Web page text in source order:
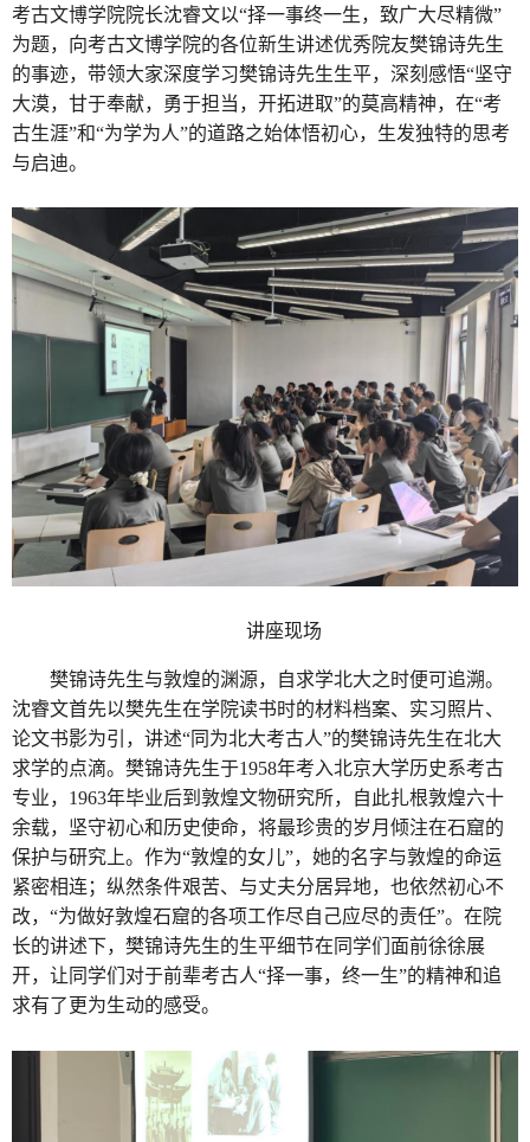
考古文博学院院长沈睿文以“择一事终一生，致广大尽精微”
为题，向考古文博学院的各位新生讲述优秀院友樊锦诗先生
的事迹，带领大家深度学习樊锦诗先生生平，深刻感悟“坚守
大漠，甘于奉献，勇于担当，开拓进取”的莫高精神，在“考
古生涯”和“为学为人”的道路之始体悟初心，生发独特的思考
与启迪。
讲座现场
樊锦诗先生与敦煌的渊源，自求学北大之时便可追溯。
沈睿文首先以樊先生在学院读书时的材料档案、实习照片、
论文书影为引，讲述“同为北大考古人”的樊锦诗先生在北大
求学的点滴。樊锦诗先生于1958年考入北京大学历史系考古
专业，1963年毕业后到敦煌文物研究所，自此扎根敦煌六十
余载，坚守初心和历史使命，将最珍贵的岁月倾注在石窟的
保护与研究上。作为“敦煌的女儿”，她的名字与敦煌的命运
紧密相连；纵然条件艰苦、与丈夫分居异地，也依然初心不
改，“为做好敦煌石窟的各项工作尽自己应尽的责任”。在院
长的讲述下，樊锦诗先生的生平细节在同学们面前徐徐展
开，让同学们对于前辈考古人“择一事，终一生”的精神和追
求有了更为生动的感受。